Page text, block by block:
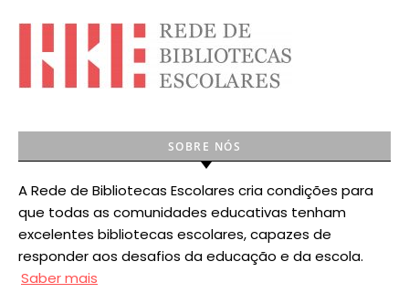
SOBRE NÓS
A Rede de Bibliotecas Escolares cria condições para
que todas as comunidades educativas tenham
excelentes bibliotecas escolares, capazes de
responder aos desafios da educação e da escola.
Saber mais